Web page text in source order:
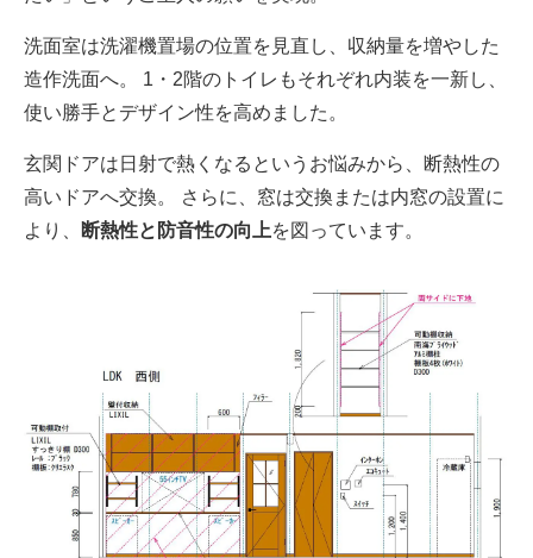
洗面室は洗濯機置場の位置を見直し、収納量を増やした
造作洗面へ。 1・2階のトイレもそれぞれ内装を一新し、
使い勝手とデザイン性を高めました。
玄関ドアは日射で熱くなるというお悩みから、断熱性の
高いドアへ交換。 さらに、窓は交換または内窓の設置に
より、
断熱性と防音性の向上を図っています。